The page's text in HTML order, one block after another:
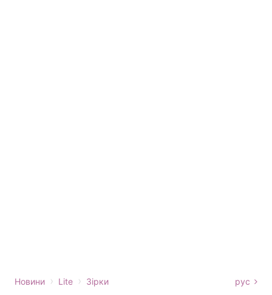
Новини › Lite › Зірки рус